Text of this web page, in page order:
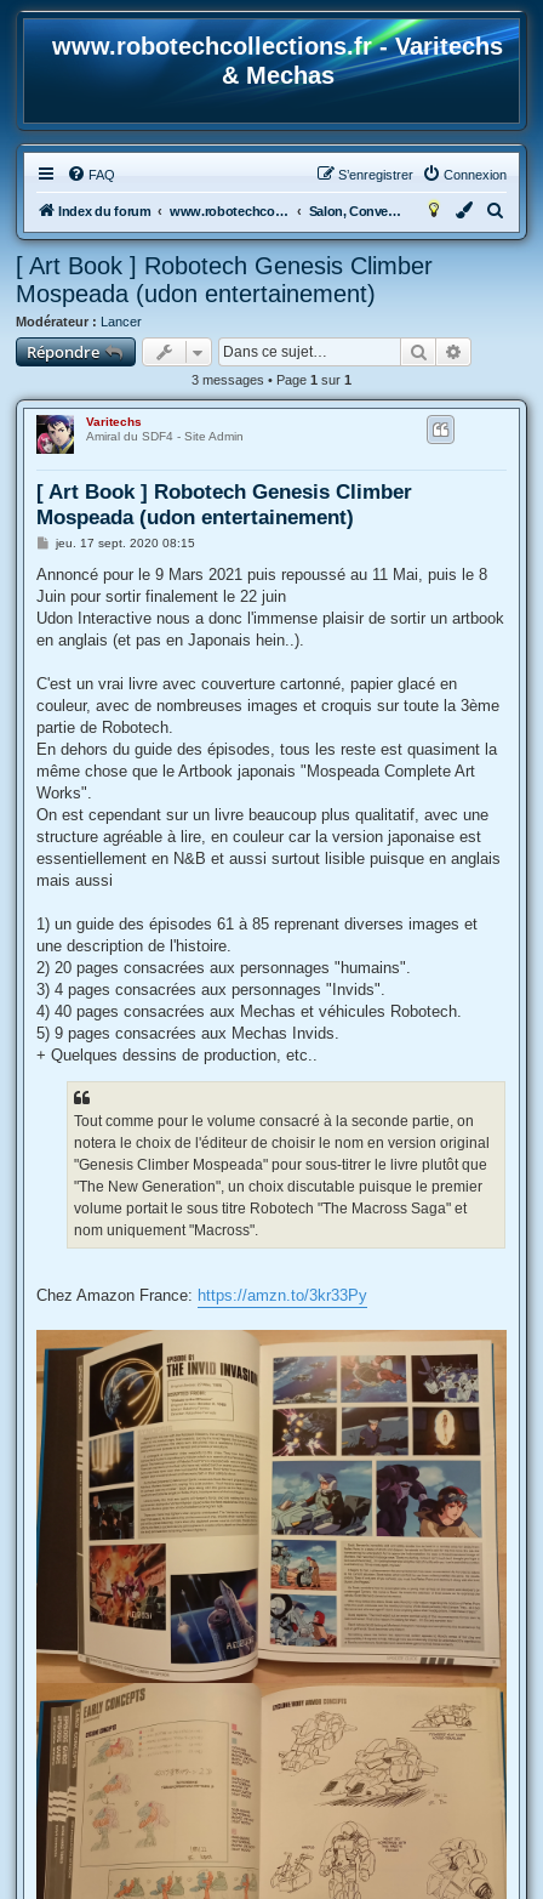
www.robotechcollections.fr - Varitechs
& Mechas
FAQ Connexion
S’enregistrer
Index du forum www.robotechcollections.fr - Robotech & Macross Toys French Forum !!! Salon, Convention, Art book, mangas, dessins, Fan-fic...
e
h
r
[ Art Book ] Robotech Genesis Climber
Mospeada (udon entertainement)
Modérateur : Lancer
Répondre Rechercher
3 messages • Page 1 sur 1
Varitechs
Amiral du SDF4 - Site Admin
[ Art Book ] Robotech Genesis Climber
Mospeada (udon entertainement)
M
s
a
g
jeu. 17 sept. 2020 08:15
Annoncé pour le 9 Mars 2021 puis repoussé au 11 Mai, puis le 8
Juin pour sortir finalement le 22 juin
Udon Interactive nous a donc l'immense plaisir de sortir un artbook
en anglais (et pas en Japonais hein..).
C'est un vrai livre avec couverture cartonné, papier glacé en
couleur, avec de nombreuses images et croquis sur toute la 3ème
partie de Robotech.
En dehors du guide des épisodes, tous les reste est quasiment la
même chose que le Artbook japonais "Mospeada Complete Art
Works".
On est cependant sur un livre beaucoup plus qualitatif, avec une
structure agréable à lire, en couleur car la version japonaise est
essentiellement en N&B et aussi surtout lisible puisque en anglais
mais aussi
1) un guide des épisodes 61 à 85 reprenant diverses images et
une description de l'histoire.
2) 20 pages consacrées aux personnages "humains".
3) 4 pages consacrées aux personnages "Invids".
4) 40 pages consacrées aux Mechas et véhicules Robotech.
5) 9 pages consacrées aux Mechas Invids.
+ Quelques dessins de production, etc..
Tout comme pour le volume consacré à la seconde partie, on
notera le choix de l'éditeur de choisir le nom en version original
"Genesis Climber Mospeada" pour sous-titrer le livre plutôt que
"The New Generation", un choix discutable puisque le premier
volume portait le sous titre Robotech "The Macross Saga" et
nom uniquement "Macross".
Chez Amazon France: https://amzn.to/3kr33Py